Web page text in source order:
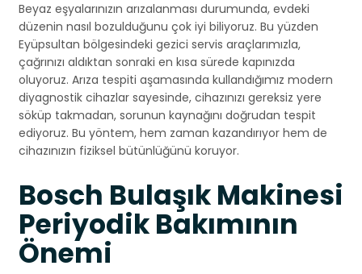
Beyaz eşyalarınızın arızalanması durumunda, evdeki
düzenin nasıl bozulduğunu çok iyi biliyoruz. Bu yüzden
Eyüpsultan bölgesindeki gezici servis araçlarımızla,
çağrınızı aldıktan sonraki en kısa sürede kapınızda
oluyoruz. Arıza tespiti aşamasında kullandığımız modern
diyagnostik cihazlar sayesinde, cihazınızı gereksiz yere
söküp takmadan, sorunun kaynağını doğrudan tespit
ediyoruz. Bu yöntem, hem zaman kazandırıyor hem de
cihazınızın fiziksel bütünlüğünü koruyor.
Bosch Bulaşık Makinesi
Periyodik Bakımının
Önemi